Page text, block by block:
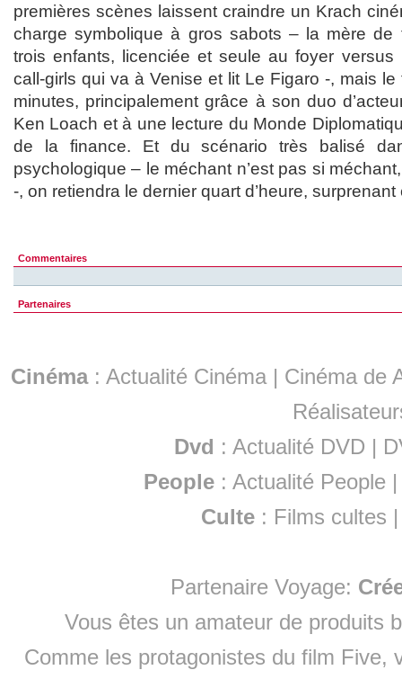
premières scènes laissent craindre un Krach
charge symbolique à gros sabots – la mère de
trois enfants, licenciée et seule au foyer
call-girls qui va à Venise et lit Le Figaro -, mais le
minutes, principalement grâce à son duo
Ken Loach et à une lecture du Monde
de la finance. Et du scénario très balisé
psychologique – le méchant n’est pas si
-, on retiendra le dernier quart d’heure,
Commentaires
Partenaires
Cinéma: Actualité Cinéma | Cinéma de
Dvd : Actualité DVD |
People :Actualité People
Culte : Films cultes
Partenaire Voyage:
Vous êtes un amateur de produits
Comme les protagonistes du film Five,